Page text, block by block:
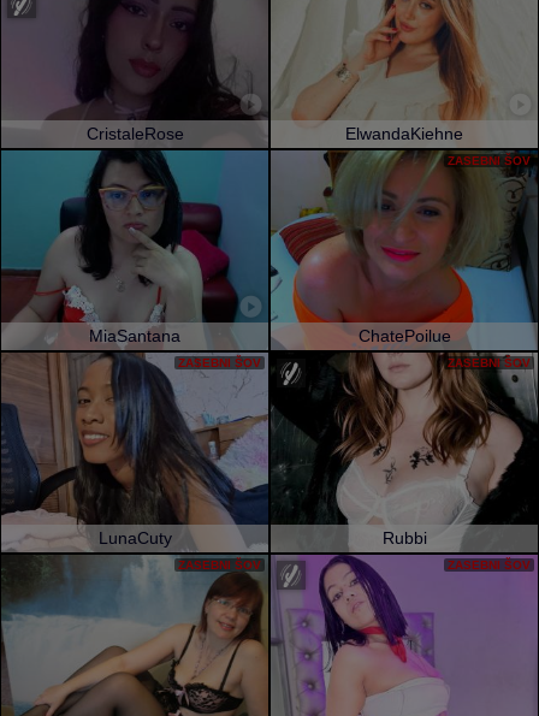
CristaleRose ElwandaKiehne
MiaSantana ChatePoilue
ZASEBNI ŠOV
LunaCuty
ZASEBNI ŠOV
Rubbi
ZASEBNI ŠOV
ZASEBNI ŠOV ZASEBNI ŠOV